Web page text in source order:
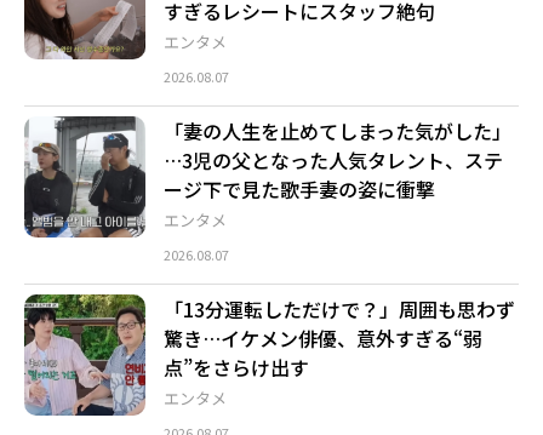
エンタメ
すぎるレシートにスタッフ絶句
2026.08.07
エンタメ
「妻の人生を止めてしまった気がした」
…3児の父となった人気タレント、ステ
ージ下で見た歌手妻の姿に衝撃
2026.08.07
エンタメ
「13分運転しただけで？」周囲も思わず
驚き…イケメン俳優、意外すぎる“弱
点”をさらけ出す